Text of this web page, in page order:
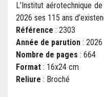
L’Institut aérotechnique
2026 ses 115 ans
Référence : 2303
Année de parution : 2026
Nombre de pages : 664
Format : 16x24 cm
Reliure : Broché